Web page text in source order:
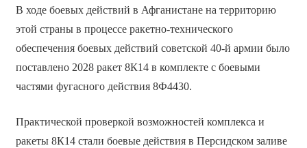
В ходе боевых действий в Афганистане на территорию
этой страны в процессе ракетно-технического
обеспечения боевых действий советской 40-й армии было
поставлено 2028 ракет 8К14 в комплекте с боевыми
частями фугасного действия 8Ф4430.
Практической проверкой возможностей комплекса и
ракеты 8К14 стали боевые действия в Персидском заливе